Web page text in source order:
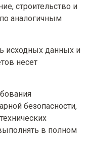
строительство и
аналогичным
исходных данных и
несет
безопасности,
в полном